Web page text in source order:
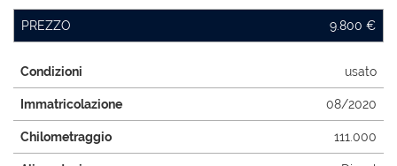
PREZZO 9.800 €
Condizioni usato
Immatricolazione 08/2020
Chilometraggio 111.000